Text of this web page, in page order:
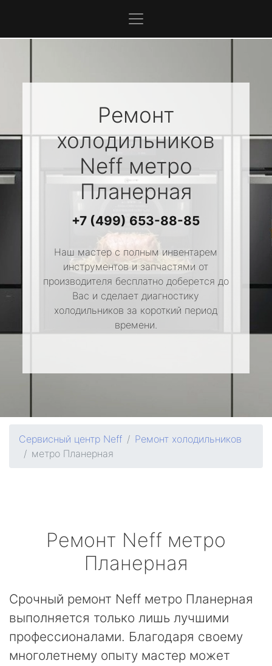
Ремонт
холодильников
Neffметро
Планерная
+7 (499) 653-88-85
Наш мастер с полным инвентарем
инструментов и запчастями от
производителя бесплатно доберется до
Вас и сделает диагностику
холодильников за короткий период
времени.
Сервисный центр Neff
Ремонт холодильников
метро Планерная
Ремонт Neff метро
Планерная
Срочный ремонт Neff метро Планерная
выполняется только лишь лучшими
профессионалами. Благодаря своему
многолетнему опыту мастер может